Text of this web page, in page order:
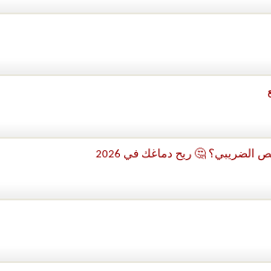
🤔 ريح دماغك في 2026